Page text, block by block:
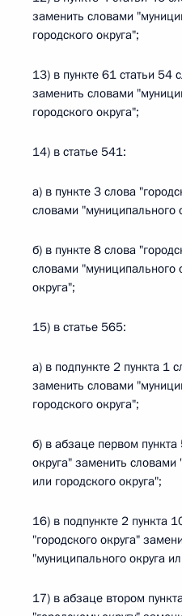
заменить словами
городского округа";
13) в пункте 61 статьи 54
заменить словами
городского округа";
14) в статье 541:
а) в пункте 3 слова
словами "муниципального
б) в пункте 8 слова
словами "муниципального
округа";
15) в статье 565:
а) в подпункте 2 пункта 1
заменить словами
городского округа";
б) в абзаце первом пункта
округа" заменить словами
или городского округа";
16) в подпункте 2 пункта
"городского округа"
"муниципального округа
17) в абзаце втором